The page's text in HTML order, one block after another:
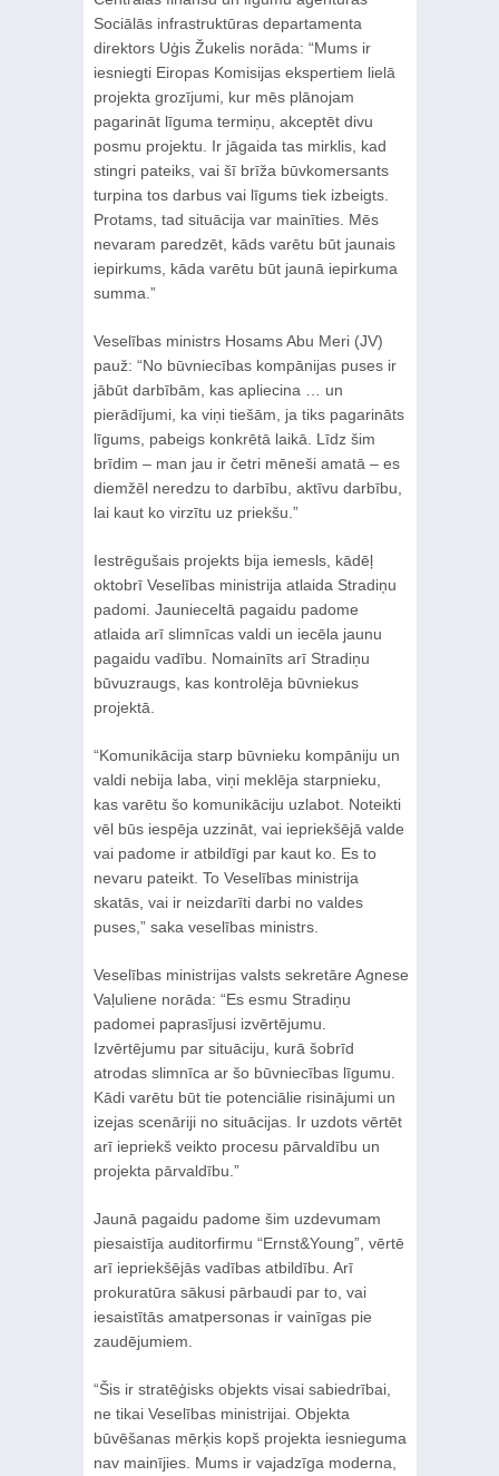
Sociālās infrastruktūras departamenta
direktors Uģis Žukelis norāda: “Mums ir
iesniegti Eiropas Komisijas ekspertiem lielā
projekta grozījumi, kur mēs plānojam
pagarināt līguma termiņu, akceptēt divu
posmu projektu. Ir jāgaida tas mirklis, kad
stingri pateiks, vai šī brīža būvkomersants
turpina tos darbus vai līgums tiek izbeigts.
Protams, tad situācija var mainīties. Mēs
nevaram paredzēt, kāds varētu būt jaunais
iepirkums, kāda varētu būt jaunā iepirkuma
summa.”
Veselības ministrs Hosams Abu Meri (JV)
pauž: “No būvniecības kompānijas puses ir
jābūt darbībām, kas apliecina … un
pierādījumi, ka viņi tiešām, ja tiks pagarināts
līgums, pabeigs konkrētā laikā. Līdz šim
brīdim – man jau ir četri mēneši amatā – es
diemžēl neredzu to darbību, aktīvu darbību,
lai kaut ko virzītu uz priekšu.”
Iestrēgušais projekts bija iemesls, kādēļ
oktobrī Veselības ministrija atlaida Stradiņu
padomi. Jaunieceltā pagaidu padome
atlaida arī slimnīcas valdi un iecēla jaunu
pagaidu vadību. Nomainīts arī Stradiņu
būvuzraugs, kas kontrolēja būvniekus
projektā.
“Komunikācija starp būvnieku kompāniju un
valdi nebija laba, viņi meklēja starpnieku,
kas varētu šo komunikāciju uzlabot. Noteikti
vēl būs iespēja uzzināt, vai iepriekšējā valde
vai padome ir atbildīgi par kaut ko. Es to
nevaru pateikt. To Veselības ministrija
skatās, vai ir neizdarīti darbi no valdes
puses,” saka veselības ministrs.
Veselības ministrijas valsts sekretāre Agnese
Vaļuliene norāda: “Es esmu Stradiņu
padomei paprasījusi izvērtējumu.
Izvērtējumu par situāciju, kurā šobrīd
atrodas slimnīca ar šo būvniecības līgumu.
Kādi varētu būt tie potenciālie risinājumi un
izejas scenāriji no situācijas. Ir uzdots vērtēt
arī iepriekš veikto procesu pārvaldību un
projekta pārvaldību.”
Jaunā pagaidu padome šim uzdevumam
piesaistīja auditorfirmu “Ernst&Young”, vērtē
arī iepriekšējās vadības atbildību. Arī
prokuratūra sākusi pārbaudi par to, vai
iesaistītās amatpersonas ir vainīgas pie
zaudējumiem.
“Šis ir stratēģisks objekts visai sabiedrībai,
ne tikai Veselības ministrijai. Objekta
būvēšanas mērķis kopš projekta iesnieguma
nav mainījies. Mums ir vajadzīga moderna,